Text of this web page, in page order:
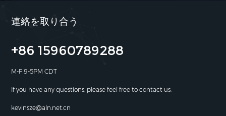
連絡を取り合う
+86 15960789288
M-F 9-5PM CDT
If you have any questions, please feel free to contact us.
kevinsze@aln.net.cn